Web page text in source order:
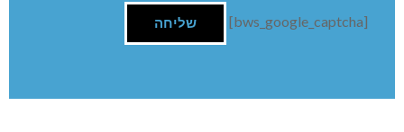
[bws_google_captcha]